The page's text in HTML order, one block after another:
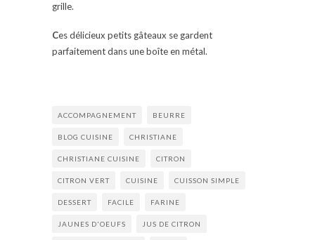
grille.
Ces délicieux petits gâteaux se gardent
parfaitement dans une boîte en métal.
ACCOMPAGNEMENT BEURRE
BLOG CUISINE CHRISTIANE
CHRISTIANE CUISINE CITRON
CITRON VERT CUISINE CUISSON SIMPLE
DESSERT FACILE FARINE
JAUNES D'OEUFS JUS DE CITRON